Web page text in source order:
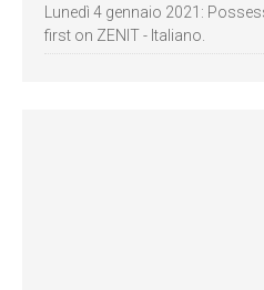
Lunedì 4 gennaio 2021:
first on ZENIT - Italiano.